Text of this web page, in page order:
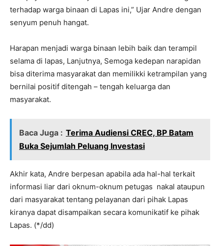
terhadap warga binaan di Lapas ini,” Ujar Andre dengan
senyum penuh hangat.
Harapan menjadi warga binaan lebih baik dan terampil
selama di lapas, Lanjutnya, Semoga kedepan narapidan
bisa diterima masyarakat dan memilikki ketrampilan yang
bernilai positif ditengah – tengah keluarga dan
masyarakat.
Baca Juga : Terima Audiensi CREC, BP Batam
Buka Sejumlah Peluang Investasi
Akhir kata, Andre berpesan apabila ada hal-hal terkait
informasi liar dari oknum-oknum petugas nakal ataupun
dari masyarakat tentang pelayanan dari pihak Lapas
kiranya dapat disampaikan secara komunikatif ke pihak
Lapas. (*/dd)